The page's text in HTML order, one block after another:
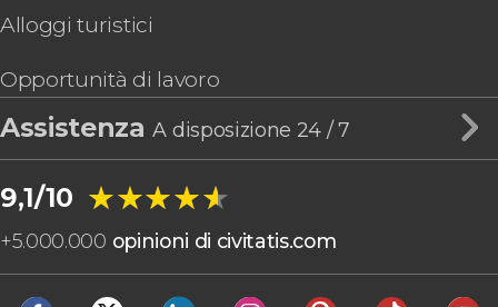
Alloggi turistici
Opportunità di lavoro
AssistenzaA disposizione 24 / 7
9,1/10 ★★★★★
★★★★★
+5.000.000 opinioni di civitatis.com